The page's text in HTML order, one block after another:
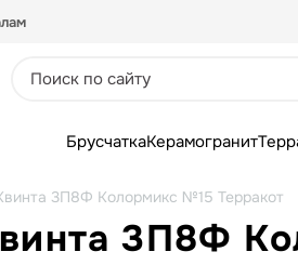
БрусчаткаКерамогранит
3П8Ф Колормикс №15 Терракот
3П8Ф